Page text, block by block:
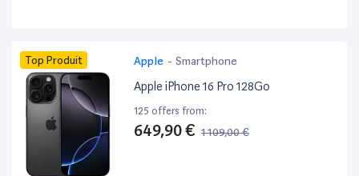
Top Produit Apple - Smartphone
Apple iPhone 16 Pro 128Go
125 offers from:
649,90 € 1 109,00 €